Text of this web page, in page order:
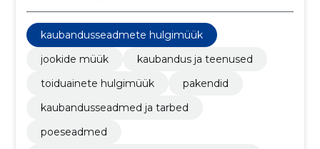
kaubandusseadmete hulgimüük
jookide müük
kaubandus ja teenused
toiduainete hulgimüük
pakendid
kaubandusseadmed ja tarbed
poeseadmed